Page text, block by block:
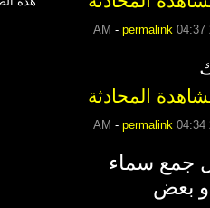
04:37 AM
- permalink
المحادثة
04:34 AM
- permalink
جمع سماء
و بعض